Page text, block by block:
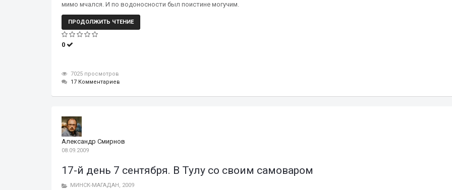
мимо мчался. И по водоносности был поистине могучим.
ПРОДОЛЖИТЬ ЧТЕНИЕ
0
7025 просмотров
17 Комментариев
Александр Смирнов
08.09.2009
17-й день 7 сентября. В Тулу со своим самоваром
МИНСК-МАГАДАН, 2009